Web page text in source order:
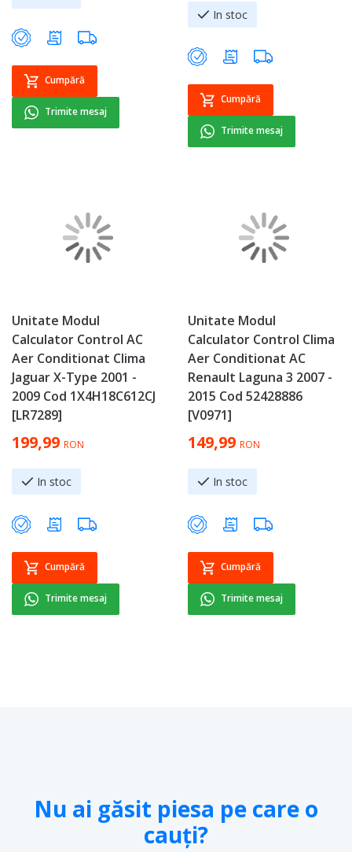
Cumpără
Trimite mesaj
In stoc
Cumpără
Trimite mesaj
Unitate Modul
Calculator Control AC
Aer Conditionat Clima
Jaguar X-Type 2001 -
2009 Cod 1X4H18C612CJ
[LR7289]
199,99 RON
In stoc
Cumpără
Trimite mesaj
Unitate Modul
Calculator Control Clima
Aer Conditionat AC
Renault Laguna 3 2007 -
2015 Cod 52428886
[V0971]
149,99 RON
In stoc
Cumpără
Trimite mesaj
Nu ai găsit piesa pe care o
cauți?